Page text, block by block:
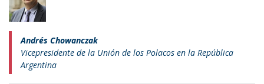
Andrés Chowanczak
Vicepresidente de la Unión de los Polacos en la República
Argentina